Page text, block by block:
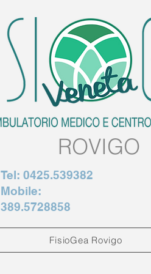
ROVIGO
Tel: 0425.539382
Mobile:
389.5728858
FisioGea Rovigo